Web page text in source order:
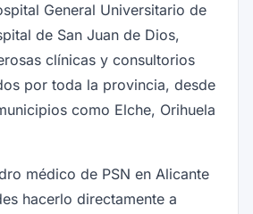
General Universitario de
de San Juan de Dios,
clínicas y consultorios
por toda la provincia, desde
como Elche, Orihuela
médico de PSN en Alicante
hacerlo directamente a